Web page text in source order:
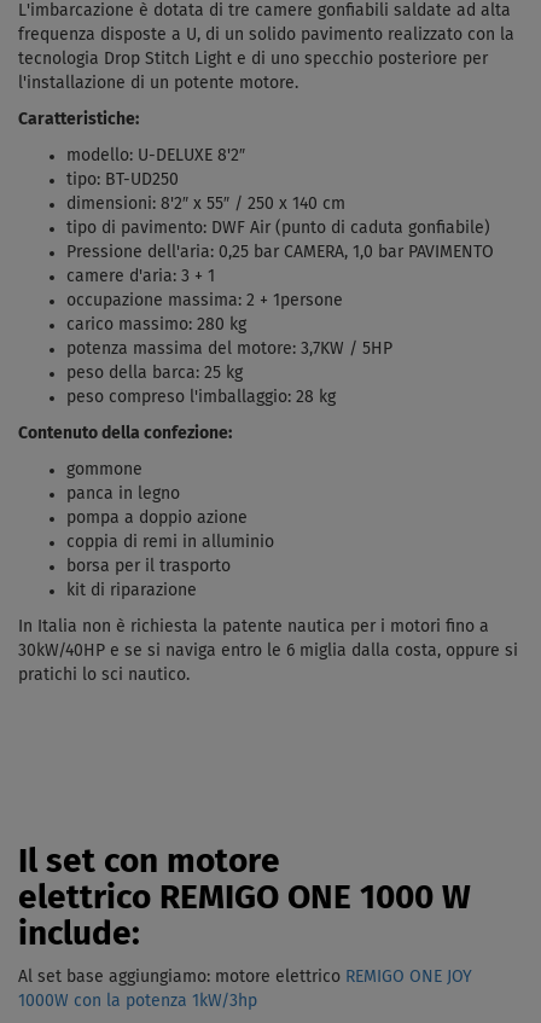
L'imbarcazione è dotata di tre camere gonfiabili saldate ad alta
frequenza disposte a U, di un solido pavimento realizzato con la
tecnologia Drop Stitch Light e di uno specchio posteriore per
l'installazione di un potente motore.
Caratteristiche:
modello: U-DELUXE 8'2″
tipo: BT-UD250
dimensioni: 8'2″ x 55″ / 250 x 140 cm
tipo di pavimento: DWF Air (punto di caduta gonfiabile)
Pressione dell'aria: 0,25 bar CAMERA, 1,0 bar PAVIMENTO
camere d'aria: 3 + 1
occupazione massima: 2 + 1persone
carico massimo: 280 kg
potenza massima del motore: 3,7KW / 5HP
peso della barca: 25 kg
peso compreso l'imballaggio: 28 kg
Contenuto della confezione:
gommone
panca in legno
pompa a doppio azione
coppia di remi in alluminio
borsa per il trasporto
kit di riparazione
In Italia non è richiesta la patente nautica per i motori fino a
30kW/40HP e se si naviga entro le 6 miglia dalla costa, oppure si
pratichi lo sci nautico.
Il set con motore
elettrico REMIGO ONE 1000 W
include:
Al set base aggiungiamo: motore elettrico REMIGO ONE JOY
1000W con la potenza 1kW/3hp